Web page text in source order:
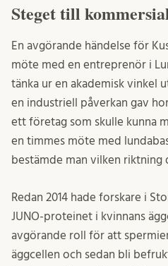
Steget till
En avgörande händelse för
möte med en entreprenör i
tänka ur en akademisk vinkel
en industriell påverkan gav
ett företag som skulle kunna
en timmes möte med
bestämde man vilken riktning
Redan 2014 hade forskare i
JUNO-proteinet i kvinnans
avgörande roll för att
äggcellen och sedan bli